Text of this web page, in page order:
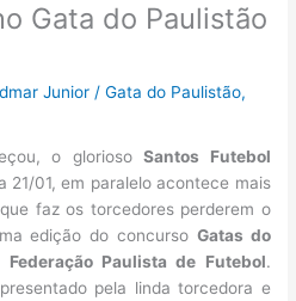
Gata do Paulistão
Junior/Gata do Paulistão,
o gloriosoSantos Futebol
21/01, em paralelo acontece mais
faz os torcedores perderem o
edição do concursoGatas do
Federação Paulista de Futebol.
pela linda torcedora e